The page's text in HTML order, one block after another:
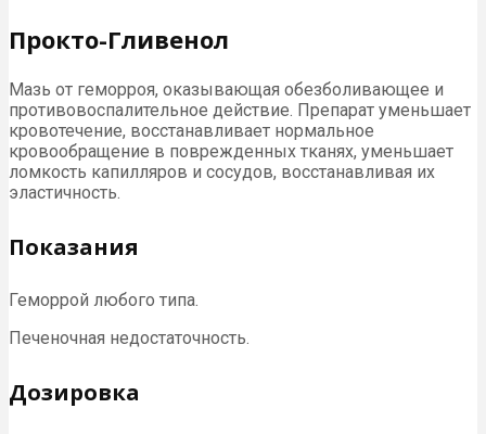
Прокто-Гливенол
Мазь от геморроя, оказывающая обезболивающее и
противовоспалительное действие. Препарат уменьшает
кровотечение, восстанавливает нормальное
кровообращение в поврежденных тканях, уменьшает
ломкость капилляров и сосудов, восстанавливая их
эластичность.
Показания
Геморрой любого типа.
Печеночная недостаточность.
Дозировка